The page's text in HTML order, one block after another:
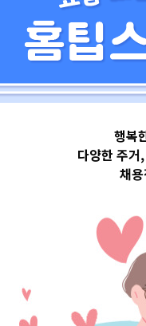
서울특별시
서울
구
소식 –
행복
다양한 주거
채